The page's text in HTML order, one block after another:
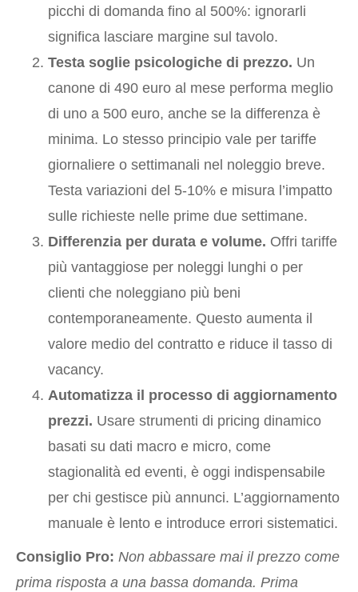
picchi di domanda fino al 500%: ignorarli
significa lasciare margine sul tavolo.
Testa soglie psicologiche di prezzo. Un
canone di 490 euro al mese performa meglio
di uno a 500 euro, anche se la differenza è
minima. Lo stesso principio vale per tariffe
giornaliere o settimanali nel noleggio breve.
Testa variazioni del 5-10% e misura l’impatto
sulle richieste nelle prime due settimane.
Differenzia per durata e volume. Offri tariffe
più vantaggiose per noleggi lunghi o per
clienti che noleggiano più beni
contemporaneamente. Questo aumenta il
valore medio del contratto e riduce il tasso di
vacancy.
Automatizza il processo di aggiornamento
prezzi. Usare strumenti di pricing dinamico
basati su dati macro e micro, come
stagionalità ed eventi, è oggi indispensabile
per chi gestisce più annunci. L’aggiornamento
manuale è lento e introduce errori sistematici.
Consiglio Pro: Non abbassare mai il prezzo come
prima risposta a una bassa domanda. Prima